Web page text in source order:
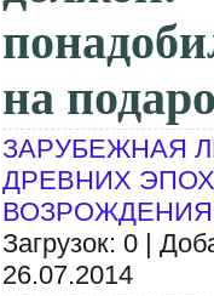
на
ЗАРУБЕЖНАЯ
ДРЕВНИХ
ВОЗРОЖДЕНИЯ
Загрузок: 0 |
26.07.2014